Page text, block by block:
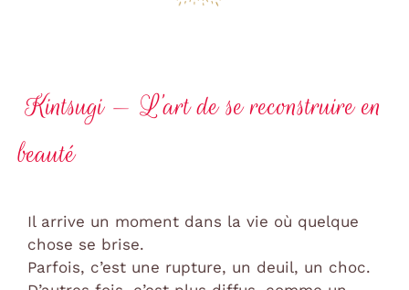
Kintsugi — L’art de se reconstruire en
beauté
Il arrive un moment dans la vie où quelque
chose se brise.
Parfois, c’est une rupture, un deuil, un choc.